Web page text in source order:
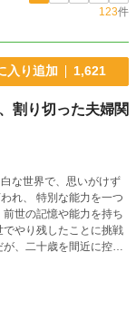
123件
入り追加 1,621
割り切った夫婦関
な世界で、思いがけず
れ、 特別な能力を一つ
やり残したことに挑戦
これまで避けていた社
った婚姻がいい。 そ